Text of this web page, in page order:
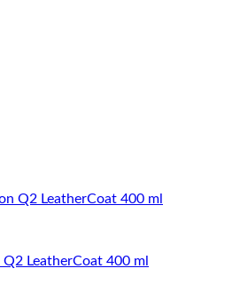
LeatherCoat 400 ml